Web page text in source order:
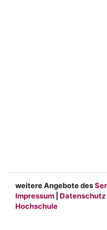
weitere Angebote des
Impressum
Datenschutz
Hochschule